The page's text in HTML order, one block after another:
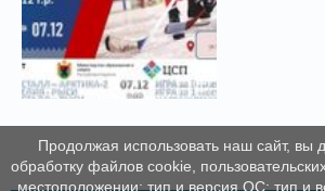
Продолжая использовать наш сайт, вы
обработку файлов cookie,
местоположении; тип и версия ОС; тип и